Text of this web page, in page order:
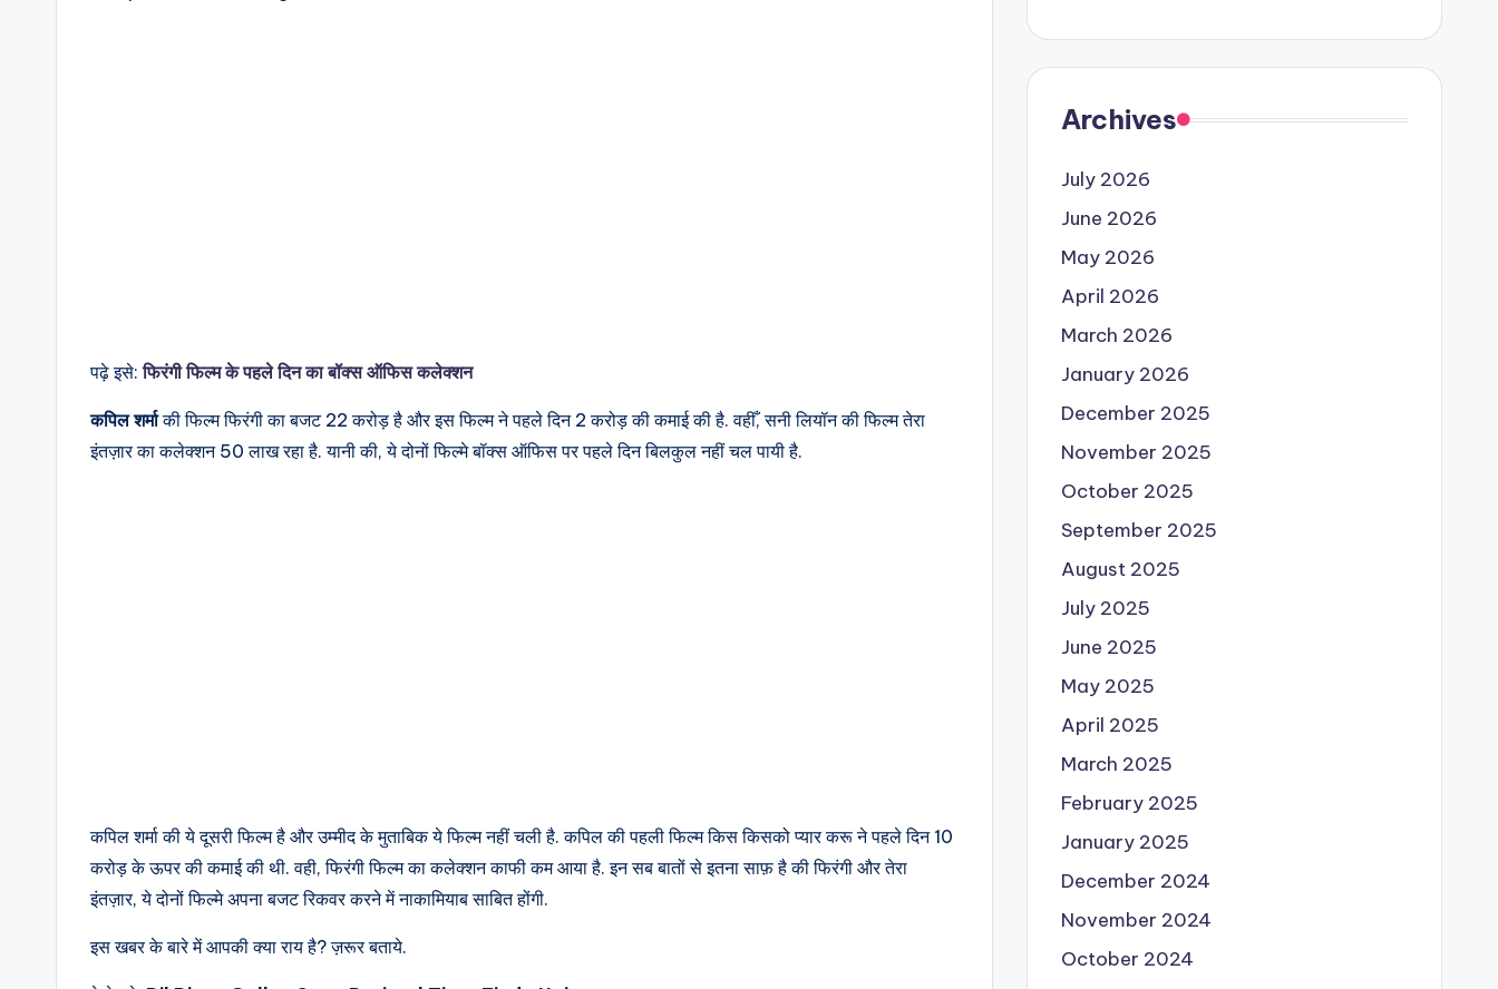
पढ़े इसे:फिरंगी फिल्म के पहले दिन का बॉक्स ऑफिस कलेक्शन
कपिल शर्माकी फिल्म फिरंगी का बजट 22 करोड़ है और इस फिल्म ने पहले दिन 2 करोड़ की कमाई की है. वहीँ, सनी लियॉन की फिल्म तेरा
इंतज़ार का कलेक्शन 50 लाख रहा है. यानी की, ये दोनों फिल्मे बॉक्स ऑफिस पर पहले दिन बिलकुल नहीं चल पायी है.
कपिल शर्मा की ये दूसरी फिल्म है और उम्मीद के मुताबिक ये फिल्म नहीं चली है. कपिल की पहली फिल्म किस किसको प्यार करू ने पहले दिन 10
करोड़ के ऊपर की कमाई की थी. वही, फिरंगी फिल्म का कलेक्शन काफी कम आया है. इन सब बातों से इतना साफ़ है की फिरंगी और तेरा
इंतज़ार, ये दोनों फिल्मे अपना बजट रिकवर करने में नाकामियाब साबित होंगी.
इस खबर के बारे में आपकी क्या राय है? ज़रूर बताये.
Archives
July 2026
June 2026
May 2026
April 2026
March 2026
January 2026
December 2025
November 2025
October 2025
September 2025
August 2025
July 2025
June 2025
May 2025
April 2025
March 2025
February 2025
January 2025
December 2024
November 2024
October 2024